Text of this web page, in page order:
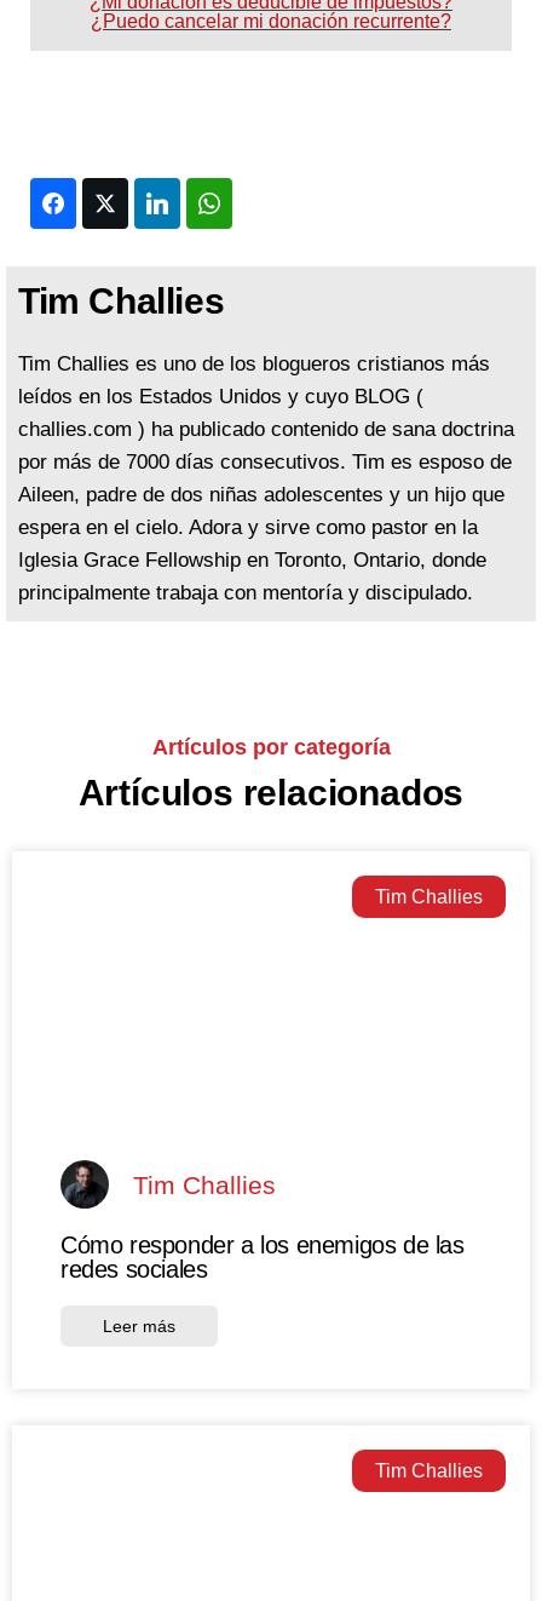
¿Puedo cancelar mi donación recurrente?
FacebookTwitter LinkedIn
Tim Challies
Tim Challies es uno de los blogueros cristianos más
leídos en los Estados Unidos y cuyo BLOG (
challies.com ) ha publicado contenido de sana doctrina
por más de 7000 días consecutivos. Tim es esposo de
Aileen, padre de dos niñas adolescentes y un hijo que
espera en el cielo. Adora y sirve como pastor en la
Iglesia Grace Fellowship en Toronto, Ontario, donde
principalmente trabaja con mentoría y discipulado.
Artículos por categoría
Artículos relacionados
Tim Challies
Tim Challies
Cómo responder a los enemigos de las
redes sociales
Leer más
Tim Challies